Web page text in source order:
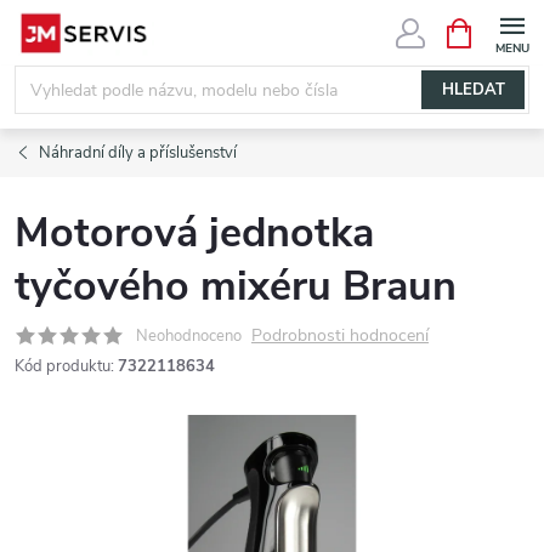
Přejít
obsah
HLEDAT
NÁKUPNÍ
KOŠÍK
Náhradní díly a příslušenství
Motorová jednotka
tyčového mixéru Braun
Neohodnoceno Podrobnosti hodnocení
Kód produktu: 7322118634